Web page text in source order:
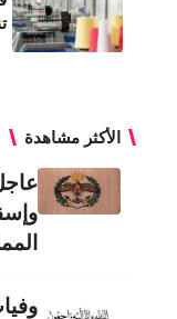
الأكثر مشاهدة
وفيات